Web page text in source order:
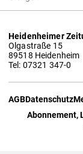
Heidenheimer
Olgastraße 15
89518 Heidenheim
Tel: 07321 347-0
AGBDatenschutz
Abonnement,